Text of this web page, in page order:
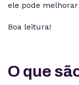
ele pode
Boa leitura!
O que